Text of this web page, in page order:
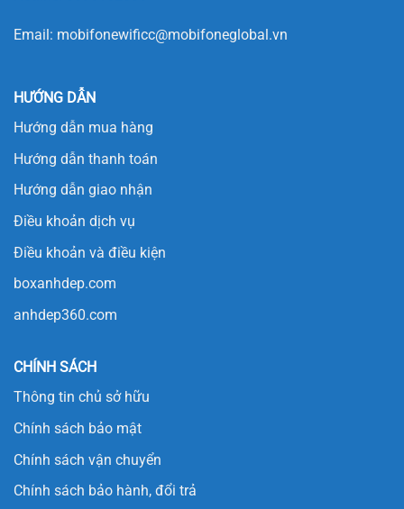
Email: mobifonewificc@mobifoneglobal.vn
HƯỚNG DẪN
Hướng dẫn mua hàng
Hướng dẫn thanh toán
Hướng dẫn giao nhận
Điều khoản dịch vụ
Điều khoản và điều kiện
boxanhdep.com
anhdep360.com
CHÍNH SÁCH
Thông tin chủ sở hữu
Chính sách bảo mật
Chính sách vận chuyển
Chính sách bảo hành, đổi trả